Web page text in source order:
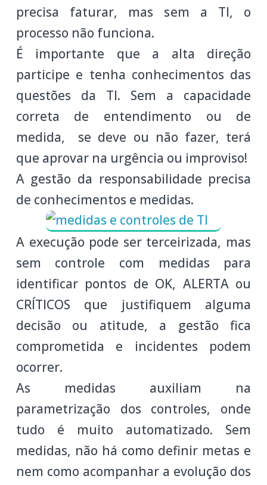
precisa faturar, mas sem a TI, o
processo não funciona.
É importante que a alta direção
participe e tenha conhecimentos das
questões da TI. Sem a capacidade
correta de entendimento ou de
medida, se deve ou não fazer, terá
que aprovar na urgência ou improviso!
A gestão da responsabilidade precisa
de conhecimentos e medidas.
A execução pode ser terceirizada, mas
sem controle com medidas para
identificar pontos de OK, ALERTA ou
CRÍTICOS que justifiquem alguma
decisão ou atitude, a gestão fica
comprometida e incidentes podem
ocorrer.
As medidas auxiliam na
parametrização dos controles, onde
tudo é muito automatizado. Sem
medidas, não há como definir metas e
nem como acompanhar a evolução dos